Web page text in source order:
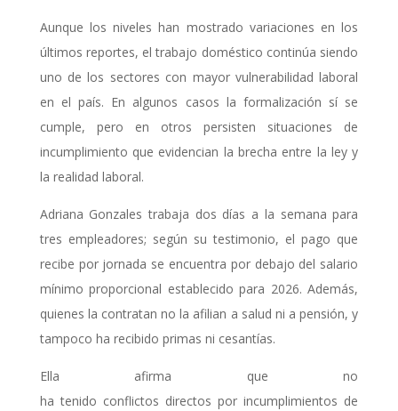
Aunque los niveles han mostrado variaciones en los
últimos reportes, el trabajo doméstico continúa siendo
uno de los sectores con mayor vulnerabilidad laboral
en el país. En algunos casos la formalización sí se
cumple, pero en otros persisten situaciones de
incumplimiento que evidencian la brecha entre la ley y
la realidad laboral.
Adriana Gonzales trabaja dos días a la semana para
tres empleadores; según su testimonio, el pago que
recibe por jornada se encuentra por debajo del salario
mínimo proporcional establecido para 2026. Además,
quienes la contratan no la afilian a salud ni a pensión, y
tampoco ha recibido primas ni cesantías.
Ella afirma que no
ha tenido conflictos directos por incumplimientos de